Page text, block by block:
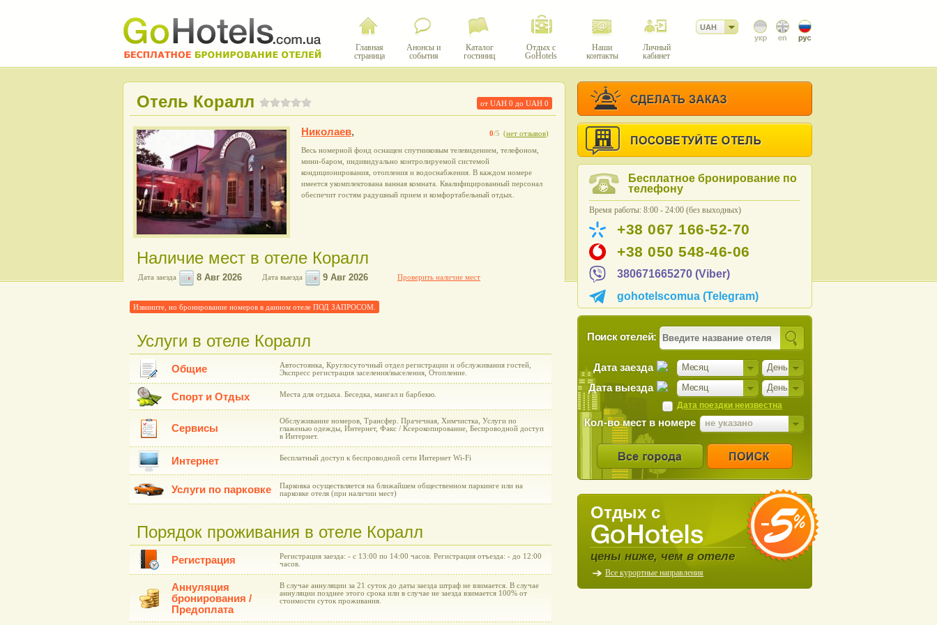
Главная
страница
Анонсы и
события
Каталог
гостиниц
Отдых с
GoHotels
Наши
контакты
Личный
кабинет
UAH
от UAH0 до UAH0
Отель Коралл
0/5 (нет отзывов)
Николаев,
Весь номерной фонд оснащен спутниковым телевидением, телефоном,
мини-баром, индивидуально контролируемой системой
кондиционирования, отопления и водоснабжения. В каждом номере
имеется укомплектована ванная комната. Квалифицированный персонал
обеспечит гостям радушный прием и комфортабельный отдых.
Наличие мест в отеле Коралл
Дата заезда Дата выезда Проверить наличие мест
Извините, но бронирование номеров в данном отеле ПОД ЗАПРОСОМ.
Услуги в отеле Коралл
Общие
Автостоянка, Круглосуточный отдел регистрации и обслуживания гостей,
Экспресс регистрация заселения/выселения, Отопление.
Спорт и Отдых Места для отдыха. Беседка, мангал и барбекю.
Сервисы
Обслуживание номеров, Трансфер. Прачечная, Химчистка, Услуги по
глаженью одежды, Интернет, Факс / Ксерокопирование, Беспроводной доступ
в Интернет.
Интернет Бесплатный доступ к беспроводной сети Интернет Wi-Fi
Услуги по парковке
Парковка осуществляется на ближайшем общественном паркинге или на
парковке отеля (при наличии мест)
Порядок проживания в отеле Коралл
Регистрация
Регистрация заезда: - с 13:00 по 14:00 часов. Регистрация отъезда: - до 12:00
часов.
Аннуляция
бронирования /
Предоплата
В случае аннуляции за 21 суток до даты заезда штраф не взимается. В случае
аннуляции позднее этого срока или в случае не заезда взимается 100% от
стоимости суток проживания.
Бесплатное бронирование по
телефону
Время работы: 8:00 - 24:00 (без выходных)
+38 067 166-52-70
+38 050 548-46-06
380671665270 (Viber)
gohotelscomua (Telegram)
Поиск отелей:
Месяц День
Дата заезда
Месяц День
Дата выезда
Дата поездки неизвестна
Кол-во мест в номере не указано
Отдых с
цены ниже, чем в отеле
Все курортные направления